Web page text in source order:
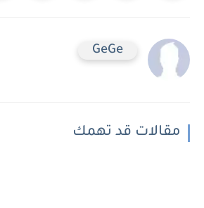
GeGe
مقالات قد تهمك